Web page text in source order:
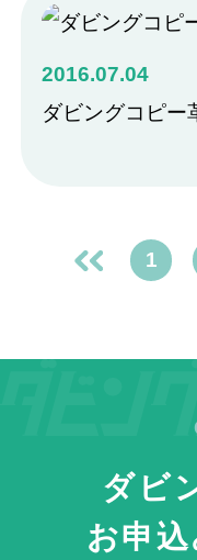
2016.07.04
ダビングコピー
«
1
ダビ
お申